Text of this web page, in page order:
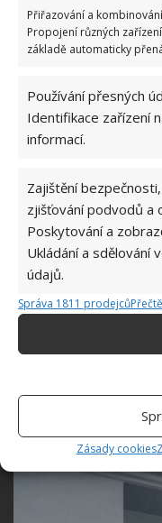
Přiřazování a
Propojení různých
základě automaticky
Používání přesných
Identifikace zařízení
informací.
Zajištění
zjišťování podvodů a
Poskytování a
Ukládání a sdělování
údajů.
Správa 1811 prodejců
Zásady cookies
Dcera si přála
stylu, což bylo ale
v souvislosti se
babičce. O to větší
barvám i detailům
dojem působil
zapadl, rozhodli se
v ložnici nechat na
jejichž odstín
měl nábytek po
koupelně pokryly
Důležitými aspekty
stěny i doplňky a
v pastelových
růžové, šedé,